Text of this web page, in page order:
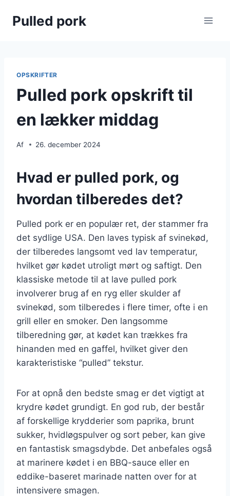
Pulled pork
OPSKRIFTER
Pulled pork opskrift til
en lækker middag
Af 26. december 2024
Hvad er pulled pork, og
hvordan tilberedes det?
Pulled pork er en populær ret, der stammer fra
det sydlige USA. Den laves typisk af svinekød,
der tilberedes langsomt ved lav temperatur,
hvilket gør kødet utroligt mørt og saftigt. Den
klassiske metode til at lave pulled pork
involverer brug af en ryg eller skulder af
svinekød, som tilberedes i flere timer, ofte i en
grill eller en smoker. Den langsomme
tilberedning gør, at kødet kan trækkes fra
hinanden med en gaffel, hvilket giver den
karakteristiske “pulled” tekstur.
For at opnå den bedste smag er det vigtigt at
krydre kødet grundigt. En god rub, der består
af forskellige krydderier som paprika, brunt
sukker, hvidløgspulver og sort peber, kan give
en fantastisk smagsdybde. Det anbefales også
at marinere kødet i en BBQ-sauce eller en
eddike-baseret marinade natten over for at
intensivere smagen.